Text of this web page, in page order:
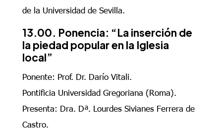
de la Universidad de Sevilla.
13.00. Ponencia: “La inserción de
la piedad popular en la Iglesia
local”
Ponente: Prof. Dr. Darío Vitali.
Pontificia Universidad Gregoriana (Roma).
Presenta: Dra. Dª. Lourdes Sivianes Ferrera de
Castro.